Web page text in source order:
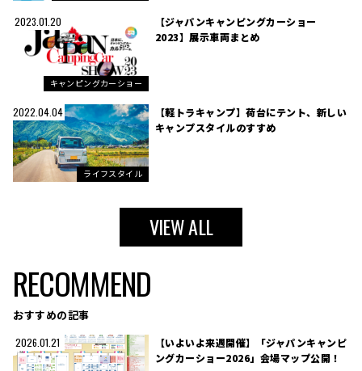
2023.01.20
キャンピングカーショー
【ジャパンキャンピングカーショー
2023】展示車両まとめ
2022.04.04
ライフスタイル
【軽トラキャンプ】荷台にテント、新しい
キャンプスタイルのすすめ
VIEW ALL
RECOMMEND
おすすめの記事
2026.01.21
【いよいよ来週開催】「ジャパンキャンピ
ングカーショー2026」会場マップ公開！